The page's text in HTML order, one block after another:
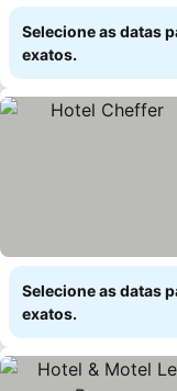
Selecione as datas
exatos.
Selecione as datas
exatos.